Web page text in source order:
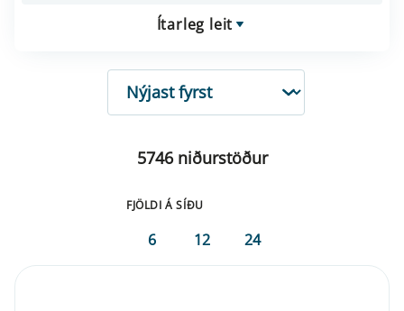
Ítarleg leit
RÖÐUN
5746 niðurstöður
FJÖLDI Á SÍÐU
6 12 24